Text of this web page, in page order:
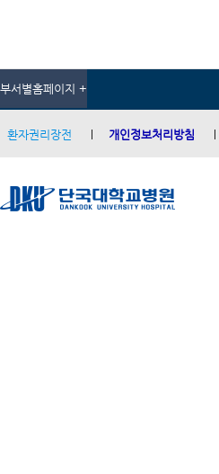
부서별홈페이지 +
환자권리장전 개인정보처리방침